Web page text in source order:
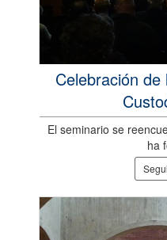
Celebración
El seminario se
ha